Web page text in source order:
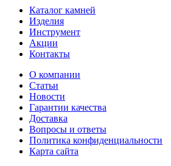
Каталог камней
Изделия
Инструмент
Акции
Контакты
О компании
Статьи
Новости
Гарантии качества
Доставка
Вопросы и ответы
Политика конфиденциальности
Карта сайта